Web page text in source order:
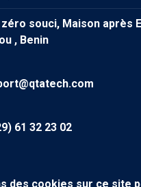
souci, Maison après
, Benin
61 32 23 02
des cookies sur ce site